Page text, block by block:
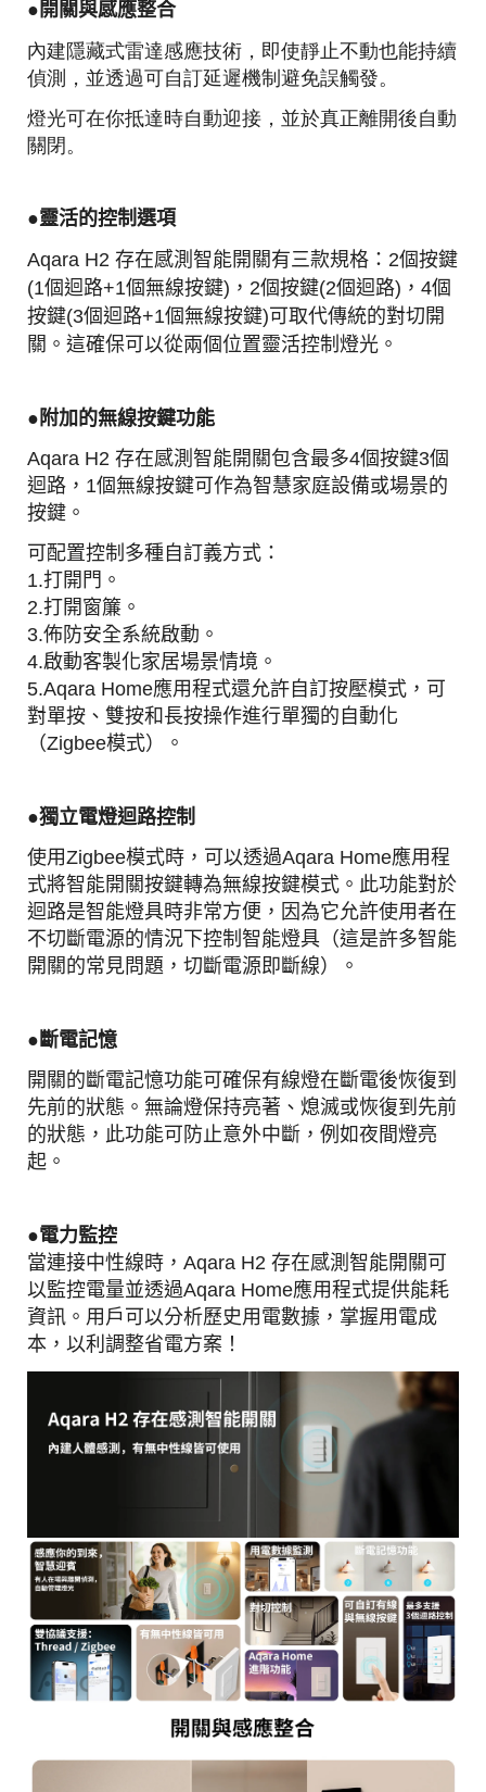
●開關與感應整合
內建隱藏式雷達感應技術，即使靜止不動也能持續
偵測，並透過可自訂延遲機制避免誤觸發。
燈光可在你抵達時自動迎接，並於真正離開後自動
關閉。
●靈活的控制選項
Aqara H2 存在感測智能開關有三款規格： 2個按鍵
(1個迴路+1個無線按鍵)，2個按鍵(2個迴路)，4個
按鍵(3個迴路+1個無線按鍵)可取代傳統的對切開
關。這確保可以從兩個位置靈活控制燈光。
●附加的無線按鍵功能
Aqara H2 存在感測智能開關包含最多4個按鍵3個
迴路，1個無線按鍵可作為智慧家庭設備或場景的
按鍵。
可配置控制多種自訂義方式：
1.打開門。
2.打開窗簾。
3.佈防安全系統啟動。
4.啟動客製化家居場景情境。
5.Aqara Home應用程式還允許自訂按壓模式，可
對單按、雙按和長按操作進行單獨的自動化
（Zigbee模式）。
●獨立電燈迴路控制
使用Zigbee模式時，可以透過Aqara Home應用程
式將智能開關按鍵轉為無線按鍵模式。此功能對於
迴路是智能燈具時非常方便，因為它允許使用者在
不切斷電源的情況下控制智能燈具（這是許多智能
開關的常見問題，切斷電源即斷線）。
● 斷電記憶
開關的斷電記憶功能可確保有線燈在斷電後恢復到
先前的狀態。無論燈保持亮著、熄滅或恢復到先前
的狀態，此功能可防止意外中斷，例如夜間燈亮
起。
●電力監控
當連接中性線時，Aqara H2 存在感測智能開關可
以監控電量並透過Aqara Home應用程式提供能耗
資訊。用戶可以分析歷史用電數據，掌握用電成
本，以利調整省電方案！